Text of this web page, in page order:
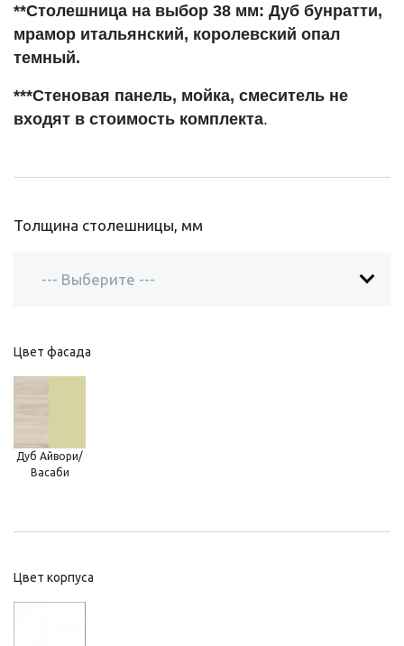
**Столешница на выбор 38 мм: Дуб бунратти,
мрамор итальянский, королевский опал
темный.
***Стеновая панель, мойка, смеситель не
входят в стоимость комплекта.
Толщина столешницы, мм
Цвет фасада
Дуб Айвори/
Васаби
Цвет корпуса